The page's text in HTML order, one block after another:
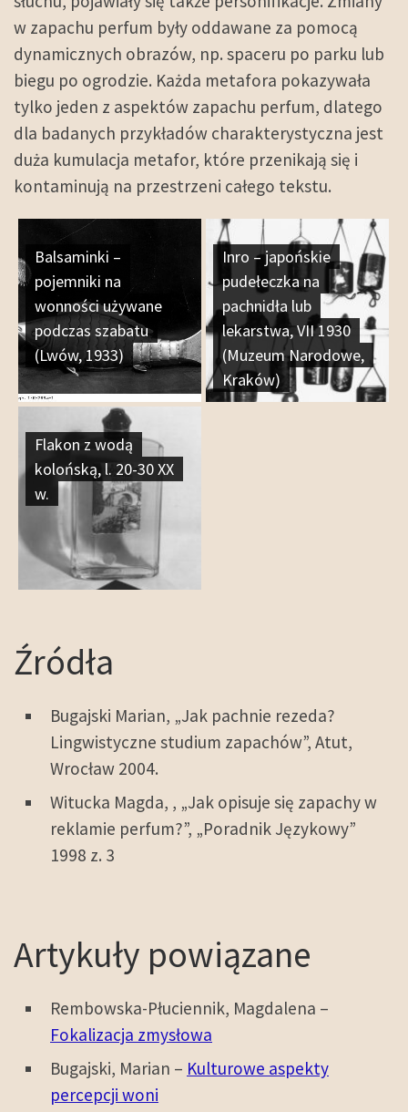
w zapachu perfum były oddawane za pomocą
dynamicznych obrazów, np. spaceru po parku lub
biegu po ogrodzie. Każda metafora pokazywała
tylko jeden z aspektów zapachu perfum, dlatego
dla badanych przykładów charakterystyczna jest
duża kumulacja metafor, które przenikają się i
kontaminują na przestrzeni całego tekstu.
Balsaminki –
pojemniki na
wonności używane
podczas szabatu
(Lwów, 1933)
Inro – japońskie
pudełeczka na
pachnidła lub
lekarstwa, VII 1930
(Muzeum Narodowe,
Kraków)
Flakon z wodą
kolońską, l. 20-30 XX
w.
Źródła
Bugajski Marian, „Jak pachnie rezeda?
Lingwistyczne studium zapachów”, Atut,
Wrocław 2004.
Witucka Magda, , „Jak opisuje się zapachy w
reklamie perfum?”, „Poradnik Językowy”
1998 z. 3
Artykuły powiązane
Rembowska-Płuciennik, Magdalena –
Fokalizacja zmysłowa
Bugajski, Marian – Kulturowe aspekty
percepcji woni